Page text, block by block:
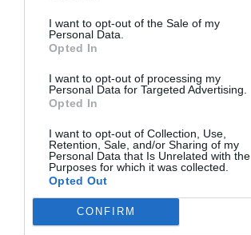
I want to opt-out of the Sale of my
Personal Data.
Opted In
I want to opt-out of processing my
Personal Data for Targeted Advertising.
Opted In
I want to opt-out of Collection, Use,
Retention, Sale, and/or Sharing of my
Personal Data that Is Unrelated with the
Purposes for which it was collected.
Opted Out
CONFIRM